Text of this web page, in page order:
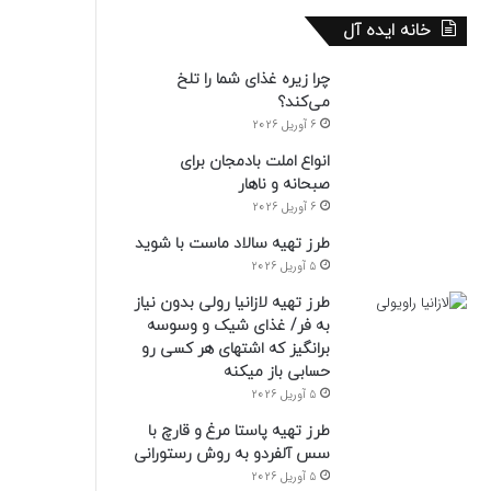
خانه ایده آل
چرا زیره غذای شما را تلخ
می‌کند؟
6 آوریل 2026
انواع املت بادمجان برای
صبحانه و ناهار
6 آوریل 2026
طرز تهیه سالاد ماست با شوید
5 آوریل 2026
طرز تهیه لازانیا رولی بدون نیاز
به فر/ غذای شیک و وسوسه
برانگیز که اشتهای هر کسی رو
حسابی باز میکنه
5 آوریل 2026
طرز تهیه پاستا مرغ و قارچ با
سس آلفردو به روش رستورانی
5 آوریل 2026